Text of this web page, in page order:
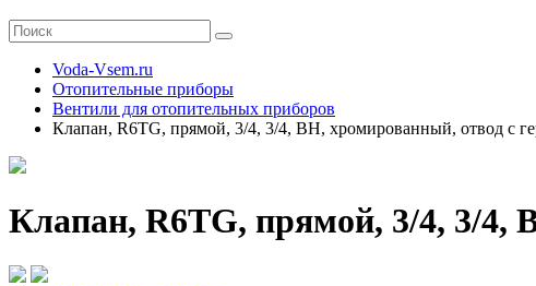
Voda-Vsem.ru
Отопительные приборы
Вентили для отопительных приборов
Клапан, R6TG, прямой, 3/4, 3/4, ВН, хромированный, отвод с
Клапан, R6TG, прямой, 3/4, 3/4,